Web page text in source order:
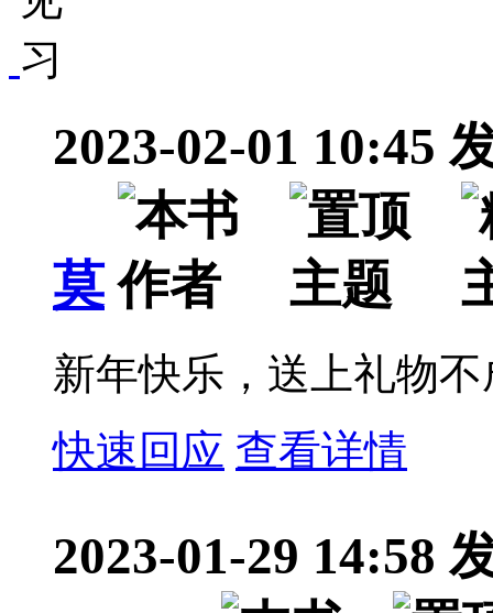
2023-02-01 10:45
莫
新年快乐，送上礼物
快速回应 查看详情
2023-01-29 14:58